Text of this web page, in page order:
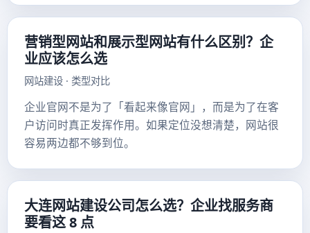
营销型网站和展示型网站有什么区别？企
业应该怎么选
网站建设 · 类型对比
企业官网不是为了「看起来像官网」，而是为了在客
户访问时真正发挥作用。如果定位没想清楚，网站很
容易两边都不够到位。
大连网站建设公司怎么选？企业找服务商
要看这 8 点